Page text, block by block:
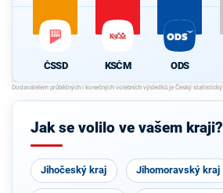
ČSSD KSČM ODS
Jak se volilo ve vašem kraji?
Jihočeský kraj Jihomoravský kraj